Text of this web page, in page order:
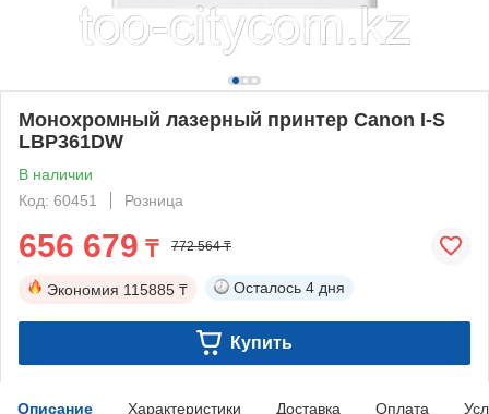
Монохромный лазерный принтер Canon I-S
LBP361DW
В наличии
Код: 60451
Розница
656 679 ₸ 772 564 ₸
Экономия 115885 ₸ Осталось 4 дня
Купить
Описание Характеристики Доставка Оплата